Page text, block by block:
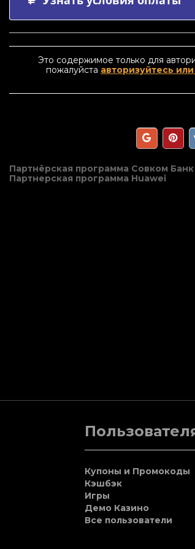
Это содержимое только для
пожалуйста авторизуйтесь
Навигация
по
Партнёрская программа Совком Банк
Партнерская программа Huawei
Купоны и Промокоды
Кэшбэк
Игры
Демо Казино
Все пользователи